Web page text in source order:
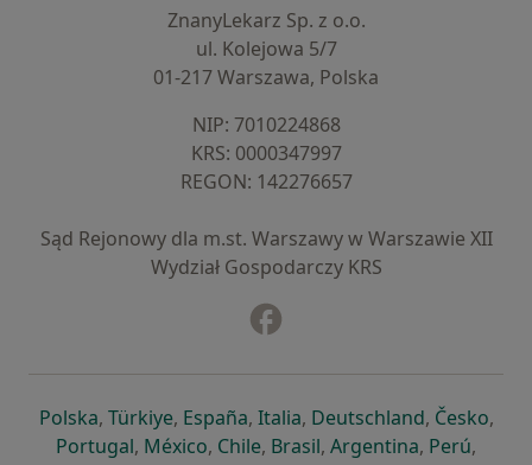
ZnanyLekarz Sp. z o.o.
ul. Kolejowa 5/7
01-217 Warszawa, Polska
NIP: ⁠7010224868
KRS: ⁠0000347997
REGON: ⁠142276657
Sąd Rejonowy dla m.st. Warszawy w Warszawie XII
Wydział Gospodarczy KRS
Polskaotwiera się w nowej karcie
, Türkiyeotwiera się w nowej karcie
, Españaotwiera się w nowej karcie
, Italiaotwiera się w nowej
, Deutschlandotwiera się
, Česko,
Portugalotwiera się w nowej karcie
, Méxicootwiera się w nowej karcie
, Chileotwiera się w nowej karcie
, Brasilotwiera się w nowej
, Argentinaotwiera się
, Perú,